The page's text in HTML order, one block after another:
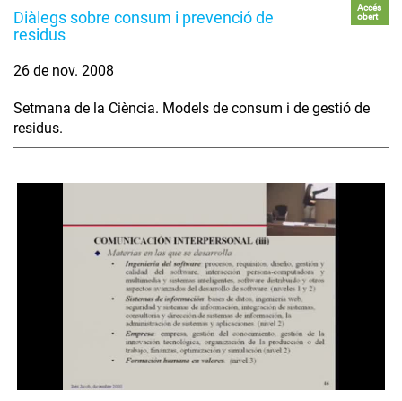
Diàlegs sobre consum i prevenció de
residus
Accés
obert
26 de nov. 2008
Setmana de la Ciència. Models de consum i de gestió de
residus.